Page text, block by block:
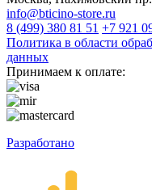
info@bticino-store.ru
8 (499) 380 81 51 +7 921
Политика в области
данных
Принимаем к оплате:
Разработано